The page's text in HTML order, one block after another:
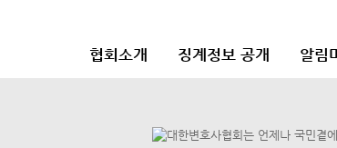
협회소개 징계정보 공개 알림